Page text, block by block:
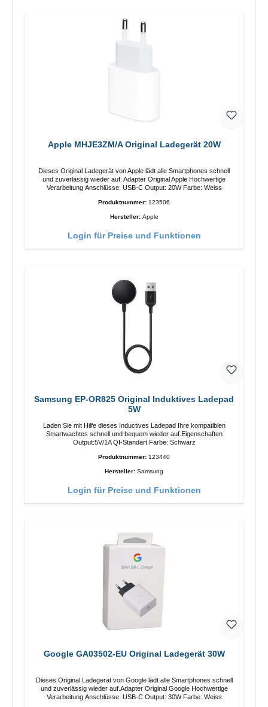
Apple MHJE3ZM/A Original Ladegerät 20W
Dieses Original Ladegerät von Apple lädt alle Smartphones schnell
und zuverlässig wieder auf. Adapter Original Apple Hochwertige
Verarbeitung Anschlüsse: USB-C Output: 20W Farbe: Weiss
Produktnummer: 123506
Hersteller: Apple
Login für Preise und Funktionen
Samsung EP-OR825 Original Induktives Ladepad
5W
Laden Sie mit Hilfe dieses Inductives Ladepad Ihre kompatiblen
Smartwachtes schnell und bequem wieder auf.Eigenschaften
Output:5V/1A QI-Standart Farbe: Schwarz
Produktnummer: 123440
Hersteller: Samsung
Login für Preise und Funktionen
Google GA03502-EU Original Ladegerät 30W
Dieses Original Ladegerät von Google lädt alle Smartphones schnell
und zuverlässig wieder auf.Adapter Original Google Hochwertige
Verarbeitung Anschlüsse: USB-C Output: 30W Farbe: Weiss